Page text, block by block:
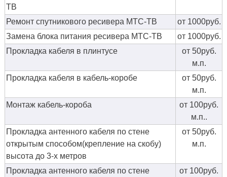
ТВ
Ремонт спутникового ресивера МТС-ТВ
от 1000руб.
Замена блока питания ресивера МТС-ТВ
от 1000руб.
Прокладка кабеля в плинтусе
от 50руб.
м.п.
Прокладка кабеля в кабель-коробе
от 50руб.
м.п.
Монтаж кабель-короба
от 100руб.
м.п..
Прокладка антенного кабеля по стене
открытым способом(крепление на скобу)
высота до 3-х метров
от 50руб.
м.п.
Прокладка антенного кабеля по стене
от 100руб.